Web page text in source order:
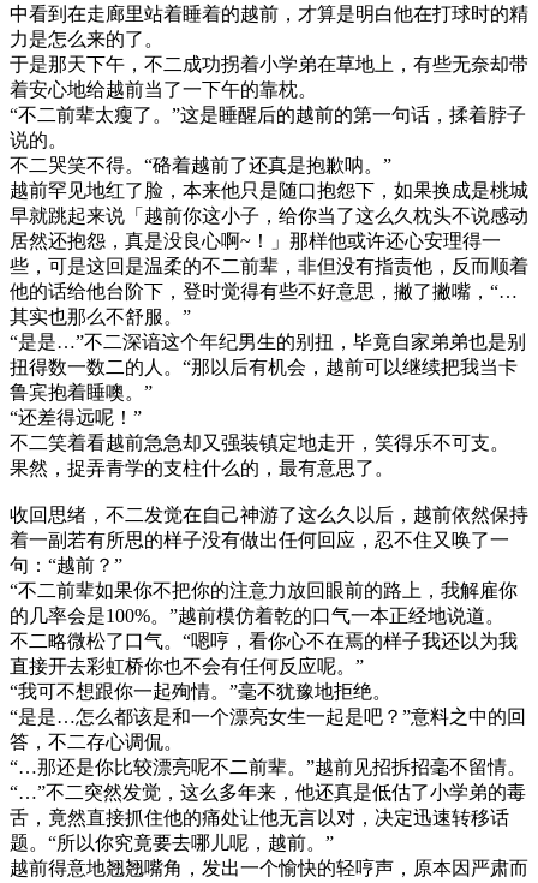
中看到在走廊里站着睡着的越前，才算是明白他在打球时的精
力是怎么来的了。
于是那天下午，不二成功拐着小学弟在草地上，有些无奈却带
着安心地给越前当了一下午的靠枕。
“不二前辈太瘦了。”这是睡醒后的越前的第一句话，揉着脖子
说的。
不二哭笑不得。“硌着越前了还真是抱歉呐。”
越前罕见地红了脸，本来他只是随口抱怨下，如果换成是桃城
早就跳起来说「越前你这小子，给你当了这么久枕头不说感动
居然还抱怨，真是没良心啊~！」那样他或许还心安理得一
些，可是这回是温柔的不二前辈，非但没有指责他，反而顺着
他的话给他台阶下，登时觉得有些不好意思，撇了撇嘴，“…
其实也那么不舒服。”
“是是…”不二深谙这个年纪男生的别扭，毕竟自家弟弟也是别
扭得数一数二的人。“那以后有机会，越前可以继续把我当卡
鲁宾抱着睡噢。”
“还差得远呢！”
不二笑着看越前急急却又强装镇定地走开，笑得乐不可支。
果然，捉弄青学的支柱什么的，最有意思了。
收回思绪，不二发觉在自己神游了这么久以后，越前依然保持
着一副若有所思的样子没有做出任何回应，忍不住又唤了一
句：“越前？”
“不二前辈如果你不把你的注意力放回眼前的路上，我解雇你
的几率会是100%。”越前模仿着乾的口气一本正经地说道。
不二略微松了口气。“嗯哼，看你心不在焉的样子我还以为我
直接开去彩虹桥你也不会有任何反应呢。”
“我可不想跟你一起殉情。”毫不犹豫地拒绝。
“是是…怎么都该是和一个漂亮女生一起是吧？”意料之中的回
答，不二存心调侃。
“…那还是你比较漂亮呢不二前辈。”越前见招拆招毫不留情。
“…”不二突然发觉，这么多年来，他还真是低估了小学弟的毒
舌，竟然直接抓住他的痛处让他无言以对，决定迅速转移话
题。“所以你究竟要去哪儿呢，越前。”
越前得意地翘翘嘴角，发出一个愉快的轻哼声，原本因严肃而